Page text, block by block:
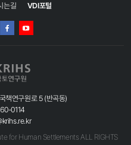
는길 VDI포털
스타그램
책연구원로 5 (반곡동)
0114
for Human Settlements ALL RIGHTS